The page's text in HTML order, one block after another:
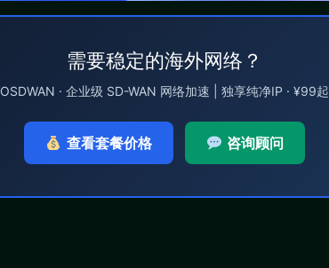
需要稳定的海外网络？
OSDWAN · 企业级 SD-WAN 网络加速 | 独享纯净IP · ¥99起
查看套餐价格 咨询顾问